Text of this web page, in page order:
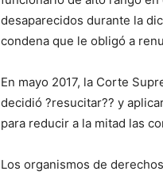
desaparecidos durante la
condena que le obligó a
En mayo 2017, la Corte
decidió ?resucitar?? y
para reducir a la mitad las
Los organismos de